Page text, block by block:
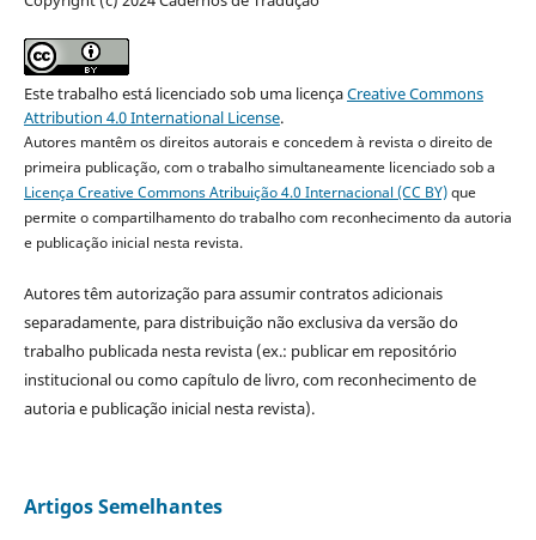
Este trabalho está licenciado sob uma licençaCreative Commons
Attribution 4.0 International License.
Autores mantêm os direitos autorais e concedem à revista o direito de
primeira publicação, com o trabalho simultaneamente licenciado sob a
Licença Creative Commons Atribuição 4.0 Internacional (CC BY)que
permite o compartilhamento do trabalho com reconhecimento da autoria
e publicação inicial nesta revista.
Autores têm autorização para assumir contratos adicionais
separadamente, para distribuição não exclusiva da versão do
trabalho publicada nesta revista (ex.: publicar em repositório
institucional ou como capítulo de livro, com reconhecimento de
autoria e publicação inicial nesta revista).
Artigos Semelhantes